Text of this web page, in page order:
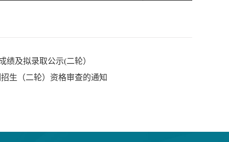
绩及拟录取公示(二轮）
生（二轮）资格审查的通知